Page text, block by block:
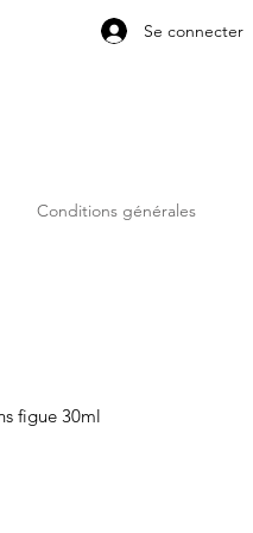
Se connecter
Conditions générales
figue 30ml